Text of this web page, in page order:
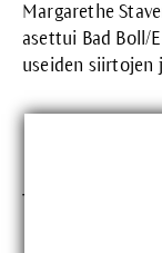
Margarethe
asettui Bad Boll/
useiden siirtojen